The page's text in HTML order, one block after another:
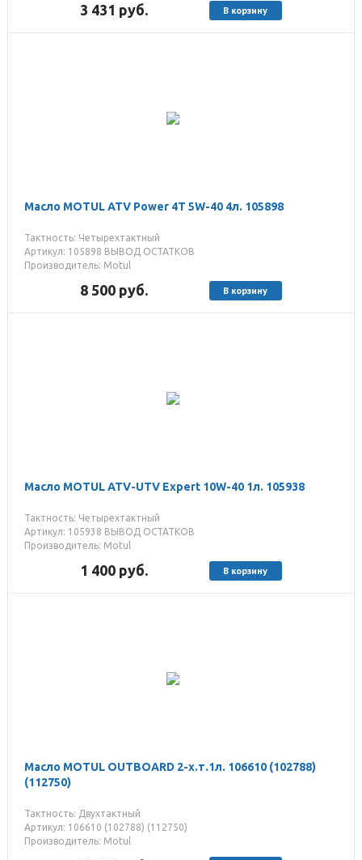
3 431 руб. В корзину
Масло MOTUL ATV Power 4T 5W-40 4л. 105898
Тактность: Четырехтактный
Артикул: 105898 ВЫВОД ОСТАТКОВ
Производитель: Motul
8 500 руб. В корзину
Масло MOTUL ATV-UTV Expert 10W-40 1л. 105938
Тактность: Четырехтактный
Артикул: 105938 ВЫВОД ОСТАТКОВ
Производитель: Motul
1 400 руб. В корзину
Масло MOTUL OUTBOARD 2-х.т.1л. 106610 (102788)
(112750)
Тактность: Двухтактный
Артикул: 106610 (102788) (112750)
Производитель: Motul